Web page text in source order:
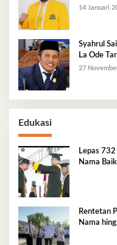
14 Januari
Syahrul
La Ode
27
Edukasi
Lepas
Nama
Rentetan
Nama